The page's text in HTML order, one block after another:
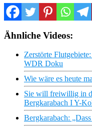
Ähnliche Videos:
Zerstörte
WDR Doku
Wie wäre es heute
Sie will freiwillig in
Bergkarabach I Y-
Bergkarabach: